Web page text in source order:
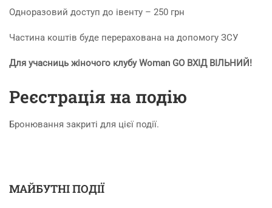
Одноразовий доступ до івенту – 250 грн
Частина коштів буде перерахована на допомогу ЗСУ
Для учасниць жіночого клубу Woman GO ВХІД ВІЛЬНИЙ!
Реєстрація на подію
Бронювання закриті для цієї події.
МАЙБУТНІ ПОДІЇ